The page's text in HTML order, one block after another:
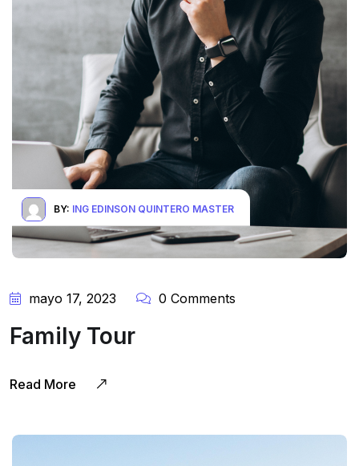
BY: ING EDINSON QUINTERO MASTER
mayo 17, 2023 0 Comments
Family Tour
Read More